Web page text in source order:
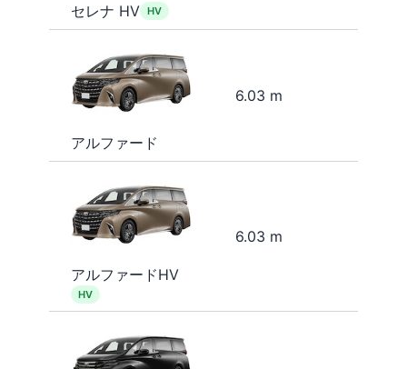
セレナ HV HV
アルファード
6.03 m
アルファードHV
HV
6.03 m